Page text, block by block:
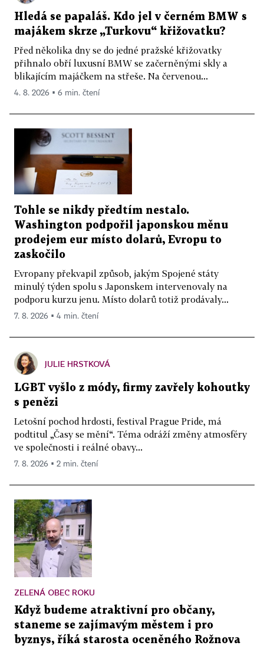
Hledá se papaláš. Kdo jel v černém BMW s
majákem skrze „Turkovu“ křižovatku?
Před několika dny se do jedné pražské křižovatky
přihnalo obří luxusní BMW se začerněnými skly a
blikajícím majáčkem na střeše. Na červenou...
4. 8. 2026 ▪ 6 min. čtení
Tohle se nikdy předtím nestalo.
Washington podpořil japonskou měnu
prodejem eur místo dolarů, Evropu to
zaskočilo
Evropany překvapil způsob, jakým Spojené státy
minulý týden spolu s Japonskem intervenovaly na
podporu kurzu jenu. Místo dolarů totiž prodávaly...
7. 8. 2026 ▪ 4 min. čtení
JULIE HRSTKOVÁ
LGBT vyšlo z módy, firmy zavřely kohoutky
s penězi
Letošní pochod hrdosti, festival Prague Pride, má
podtitul „Časy se mění“. Téma odráží změny atmosféry
ve společnosti i reálné obavy...
7. 8. 2026 ▪ 2 min. čtení
ZELENÁ OBEC ROKU
Když budeme atraktivní pro občany,
staneme se zajímavým městem i pro
byznys, říká starosta oceněného Rožnova